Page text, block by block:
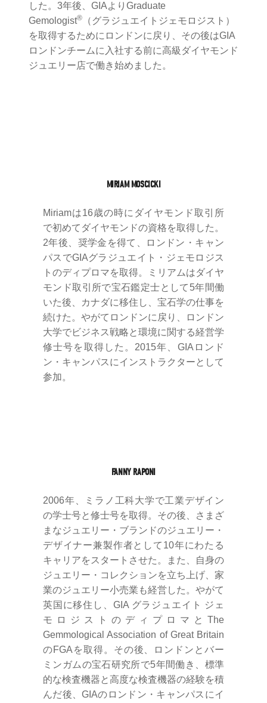
した。3年後、GIAよりGraduate
Gemologist®
（グラジュエイトジェモロジスト）
を取得するためにロンドンに戻り、その後はGIA
ロンドンチームに入社する前に高級ダイヤモンド
ジュエリー店で働き始めました。
MIRIAM MOSCICKI
Miriamは16歳の時にダイヤモンド取引所
で初めてダイヤモンドの資格を取得した。
2年後、奨学金を得て、ロンドン・キャン
パスでGIAグラジュエイト・ジェモロジス
トのディプロマを取得。ミリアムはダイヤ
モンド取引所で宝石鑑定士として5年間働
いた後、カナダに移住し、宝石学の仕事を
続けた。やがてロンドンに戻り、ロンドン
大学でビジネス戦略と環境に関する経営学
修士号を取得した。2015年、GIAロンド
ン・キャンパスにインストラクターとして
参加。
FANNY RAPONI
2006年、ミラノ工科大学で工業デザイン
の学士号と修士号を取得。その後、さまざ
まなジュエリー・ブランドのジュエリー・
デザイナー兼製作者として10年にわたる
キャリアをスタートさせた。また、自身の
ジュエリー・コレクションを立ち上げ、家
業のジュエリー小売業も経営した。やがて
英国に移住し、GIA グラジュエイト ジェ
モロジストのディプロマとThe
Gemmological Association of Great Britain
のFGAを取得。その後、ロンドンとバー
ミンガムの宝石研究所で5年間働き、標準
的な検査機器と高度な検査機器の経験を積
んだ後、GIAのロンドン・キャンパスにイ